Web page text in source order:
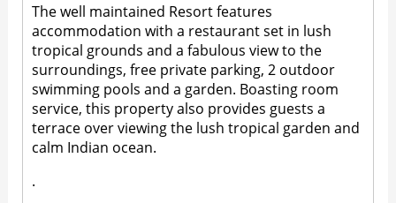
The well maintained Resort features
accommodation with a restaurant set in lush
tropical grounds and a fabulous view to the
surroundings, free private parking, 2 outdoor
swimming pools and a garden. Boasting room
service, this property also provides guests a
terrace over viewing the lush tropical garden and
calm Indian ocean.
.